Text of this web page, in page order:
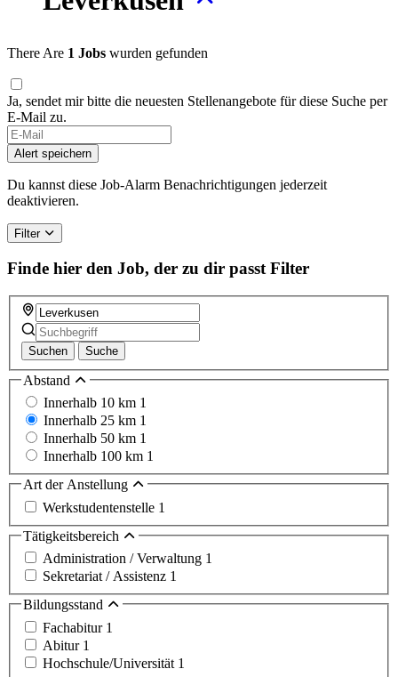
There Are 1 Jobs wurden gefunden
Ja, sendet mir bitte die neuesten Stellenangebote für diese Suche per
E-Mail zu.
Alert speichern
Du kannst diese Job-Alarm Benachrichtigungen jederzeit
deaktivieren.
Filter
Finde hier den Job, der zu dir passt Filter
Suchen Suche
Abstand
Innerhalb 10 km 1
Innerhalb 25 km 1
Innerhalb 50 km 1
Innerhalb 100 km 1
Art der Anstellung
Werkstudentenstelle 1
Tätigkeitsbereich
Administration / Verwaltung 1
Sekretariat / Assistenz 1
Bildungsstand
Fachabitur 1
Abitur 1
Hochschule/Universität 1